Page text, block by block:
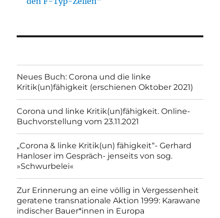
Neues Buch: Corona und die linke
Kritik(un)fähigkeit (erschienen Oktober 2021)
Corona und linke Kritik(un)fähigkeit. Online-
Buchvorstellung vom 23.11.2021
„Corona & linke Kritik(un) fähigkeit“- Gerhard
Hanloser im Gespräch- jenseits von sog.
»Schwurbelei«
Zur Erinnerung an eine völlig in Vergessenheit
geratene transnationale Aktion 1999: Karawane
indischer Bauer*innen in Europa